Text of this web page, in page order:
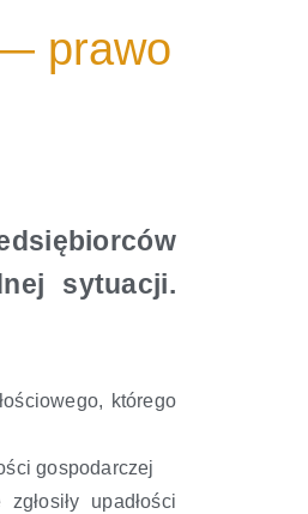
prawo
sytuacji.
którego
gospodarczej
upadłości